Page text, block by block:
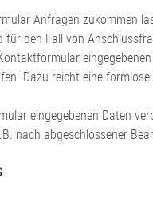
Anfragen zukommen
den Fall von
Dazu reicht eine
eingegebenen Daten
nach abgeschlossener